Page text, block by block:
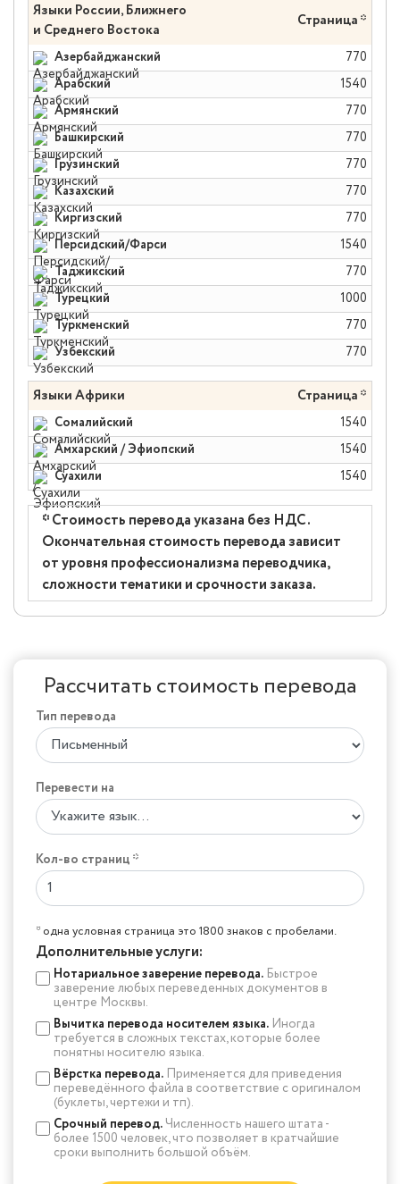
Языки России, Ближнего
и Среднего Востока
Страница *
Азербайджанский 770
Арабский 1540
Армянский 770
Башкирский 770
Грузинский 770
Казахский 770
Киргизский 770
Персидский/Фарси 1540
Таджикский 770
Турецкий 1000
Туркменский 770
Узбекский 770
Языки Африки Страница *
Сомалийский 1540
Амхарский / Эфиопский 1540
Суахили 1540
* Стоимость перевода указана без НДС.
Окончательная стоимость перевода зависит
от уровня профессионализма переводчика,
сложности тематики и срочности заказа.
Рассчитать стоимость перевода
Тип перевода
Перевести на
Кол-во страниц *
* одна условная страница это 1800 знаков с пробелами.
Дополнительные услуги:
Нотариальное заверение перевода. Быстрое
заверение любых переведенных документов в
центре Москвы.
Вычитка перевода носителем языка. Иногда
требуется в сложных текстах, которые более
понятны носителю языка.
Вёрстка перевода.
Применяется для приведения
переведённого файла в соответствие с оригиналом
(буклеты, чертежи и тп).
Срочный перевод. Численность нашего штата -
более 1500 человек, что позволяет в кратчайшие
сроки выполнить большой объём.